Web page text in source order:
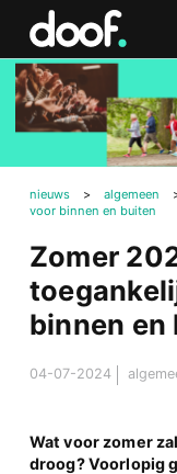
nieuws > algemeen
voor binnen en buiten
Zomer
binnen en
04-07-2024
Wat voor zomer
droog? Voorlopig
Doof.nl